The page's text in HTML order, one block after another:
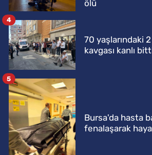
ölü
70 yaşlarındaki
kavgası kanlı
4
Bursa'da hasta
fenalaşarak
5